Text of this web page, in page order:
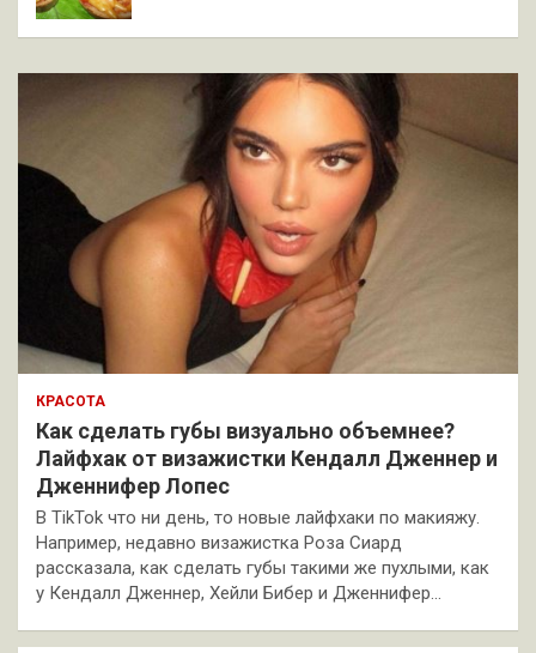
КРАСОТА
Как сделать губы визуально объемнее?
Лайфхак от визажистки Кендалл Дженнер и
Дженнифер Лопес
В TikTok что ни день, то новые лайфхаки по макияжу.
Например, недавно визажистка Роза Сиард
рассказала, как сделать губы такими же пухлыми, как
у Кендалл Дженнер, Хейли Бибер и Дженнифер…